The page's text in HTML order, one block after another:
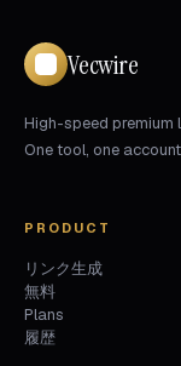
Vecwire
High-speed
One tool, one
PRODUCT
リンク生成
無料
Plans
履歴